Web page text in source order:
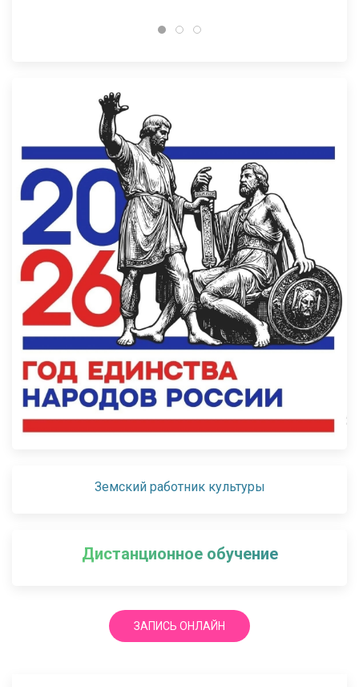
Земский работник культуры
Дистанционное обучение
ЗАПИСЬ ОНЛАЙН